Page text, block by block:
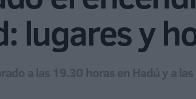
lugares y
a las 19.30 horas en Hadú y a